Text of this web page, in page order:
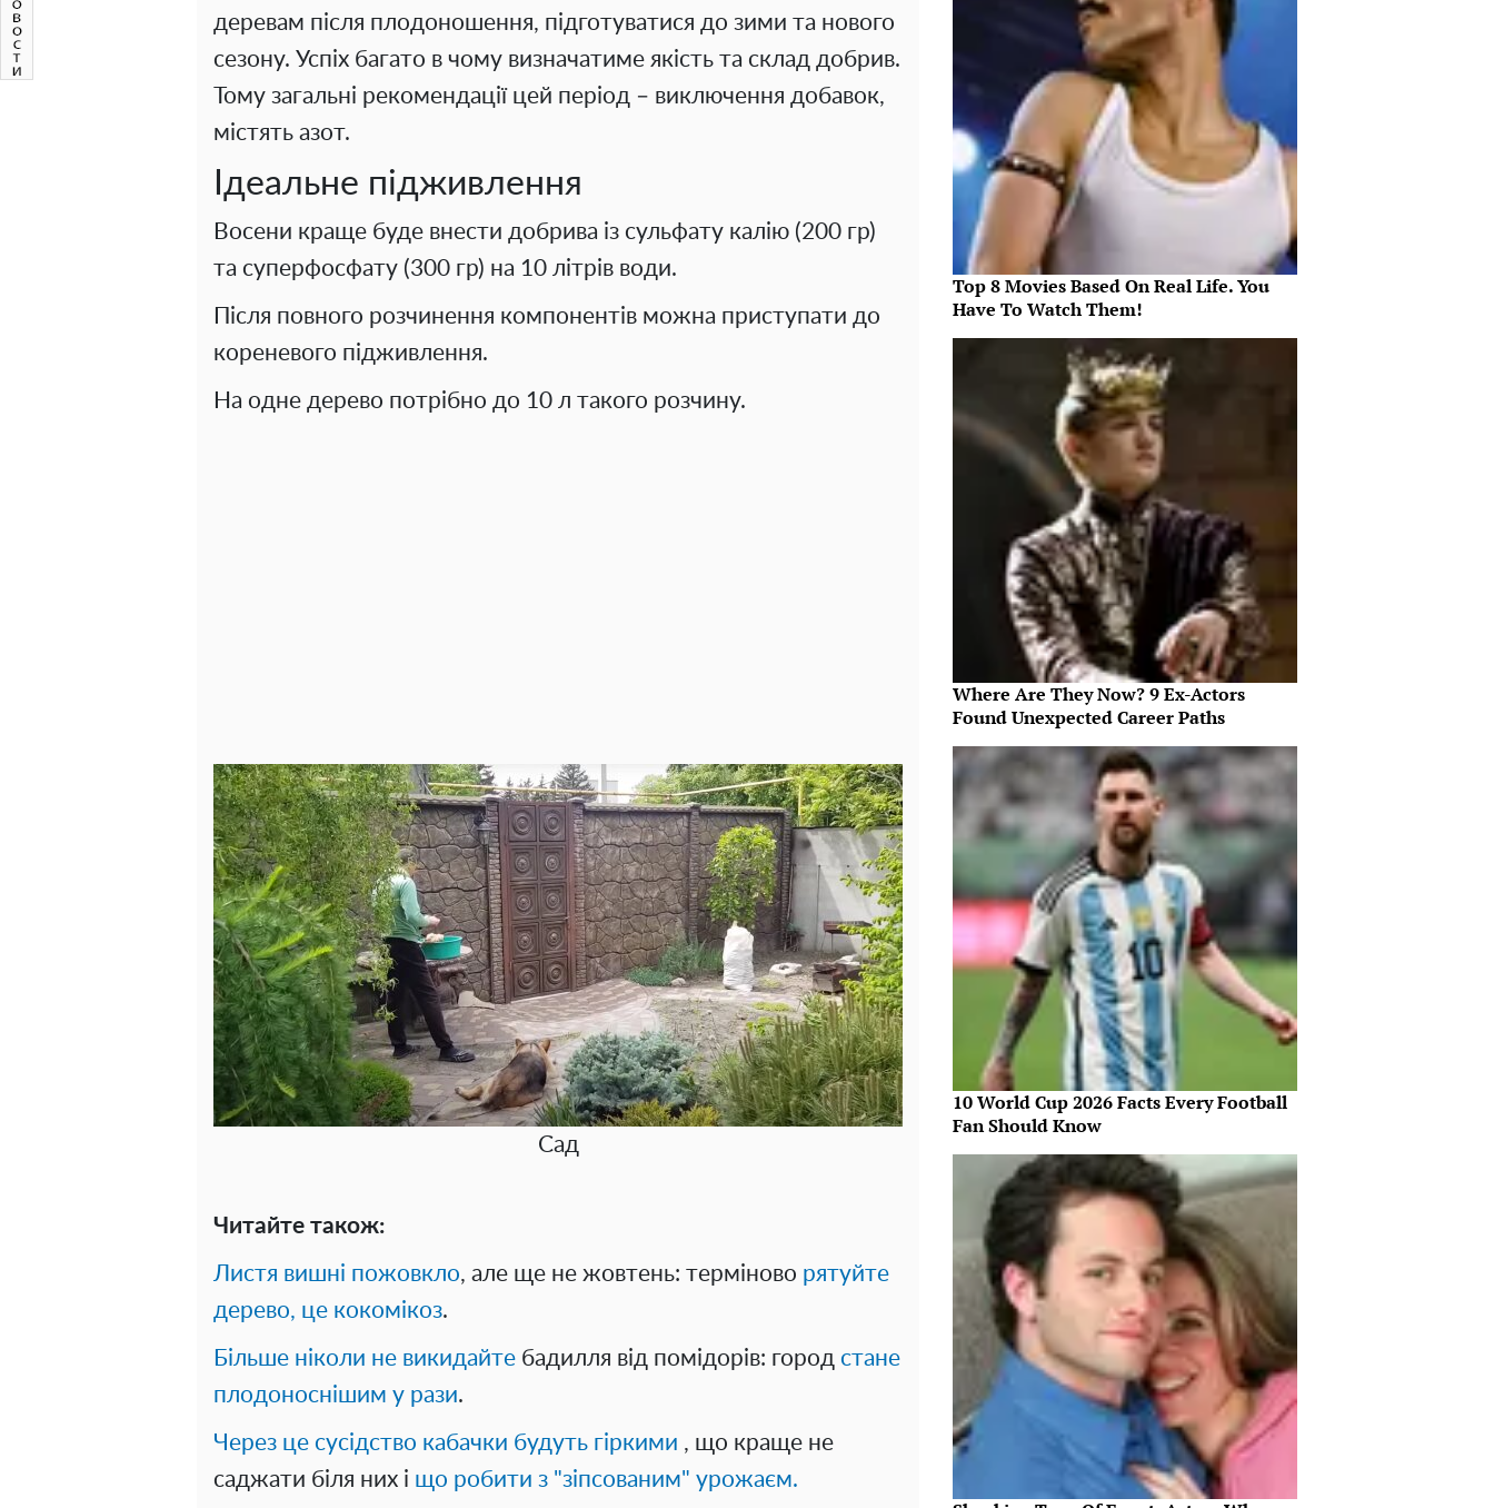
деревам після плодоношення, підготуватися до зими та нового
сезону. Успіх багато в чому визначатиме якість та склад добрив.
Тому загальні рекомендації цей період – виключення добавок,
містять азот.
Ідеальне підживлення
Восени краще буде внести добрива із сульфату калію (200 гр)
та суперфосфату (300 гр) на 10 літрів води.
Після повного розчинення компонентів можна приступати до
кореневого підживлення.
На одне дерево потрібно до 10 л такого розчину.
Сад
Читайте також:
Листя вишні пожовкло, але ще не жовтень: терміново рятуйте
дерево, це кокомікоз.
Більше ніколи не викидайте бадилля від помідорів: город стане
плодоноснішим у рази.
Через це сусідство кабачки будуть гіркими , що краще не
саджати біля них і що робити з "зіпсованим" урожаєм.
Top 8 Movies Based On Real Life. You
Have To Watch Them!
Where Are They Now? 9 Ex-Actors
Found Unexpected Career Paths
10 World Cup 2026 Facts Every Football
Fan Should Know